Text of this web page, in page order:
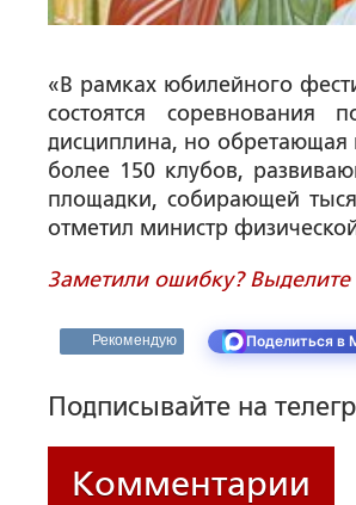
«В рамках юбилейного
состоятся
дисциплина, но обретающая
более 150 клубов,
площадки, собирающей
отметил министр
Заметили ошибку?
Рекомендую Поделиться в
Подписывайте на
Комментарии